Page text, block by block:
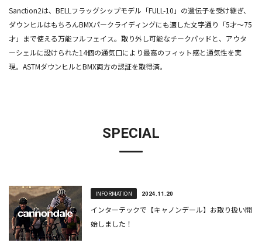
Sanction2は、BELLフラッグシップモデル「FULL-10」の遺伝子を受け継ぎ、
ダウンヒルはもちろんBMXパークライディングにも適した文字通り「5才～75
才」まで使える万能フルフェイス。取り外し可能なチークパッドと、アウタ
ーシェルに設けられた14個の通気口により最高のフィット感と通気性を実
現。ASTMダウンヒルとBMX両方の認証を取得済。
SPECIAL